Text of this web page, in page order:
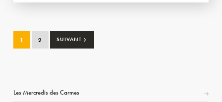
1 2 SUIVANT ›
Les Mercredis des Carmes